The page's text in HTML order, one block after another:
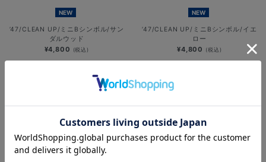
NEW
’47/CLEAN UP/ミニBシンボル/サン
ダルウッド
¥4,800 (税込)
NEW
’47/CLEAN UP/ミニBシンボル/イエ
ロー
¥4,800 (税込)